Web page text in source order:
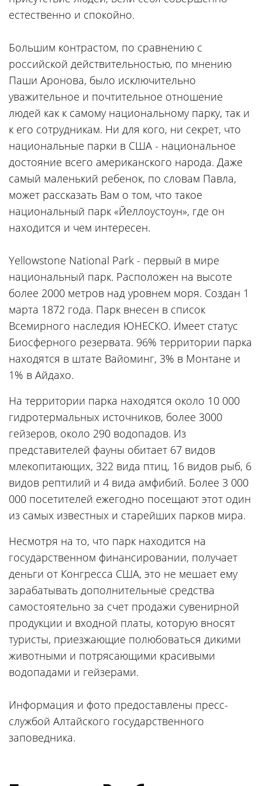
естественно и спокойно.
Большим контрастом, по сравнению с
российской действительностью, по мнению
Паши Аронова, было исключительно
уважительное и почтительное отношение
людей как к самому национальному парку, так и
к его сотрудникам. Ни для кого, ни секрет, что
национальные парки в США - национальное
достояние всего американского народа. Даже
самый маленький ребенок, по словам Павла,
может рассказать Вам о том, что такое
национальный парк «Йеллоустоун», где он
находится и чем интересен.
Yellowstone National Park - первый в мире
национальный парк. Расположен на высоте
более 2000 метров над уровнем моря. Создан 1
марта 1872 года. Парк внесен в список
Всемирного наследия ЮНЕСКО. Имеет статус
Биосферного резервата. 96% территории парка
находятся в штате Вайоминг, 3% в Монтане и
1% в Айдахо.
На территории парка находятся около 10 000
гидротермальных источников, более 3000
гейзеров, около 290 водопадов. Из
представителей фауны обитает 67 видов
млекопитающих, 322 вида птиц, 16 видов рыб, 6
видов рептилий и 4 вида амфибий. Более 3 000
000 посетителей ежегодно посещают этот один
из самых известных и старейших парков мира.
Несмотря на то, что парк находится на
государственном финансировании, получает
деньги от Конгресса США, это не мешает ему
зарабатывать дополнительные средства
самостоятельно за счет продажи сувенирной
продукции и входной платы, которую вносят
туристы, приезжающие полюбоваться дикими
животными и потрясающими красивыми
водопадами и гейзерами.
Информация и фото предоставлены пресс-
службой Алтайского государственного
заповедника.